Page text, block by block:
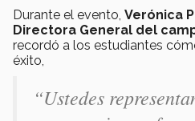
Durante el evento, Verónica
Directora General del
recordó a los estudiantes
éxito,
“Ustedes